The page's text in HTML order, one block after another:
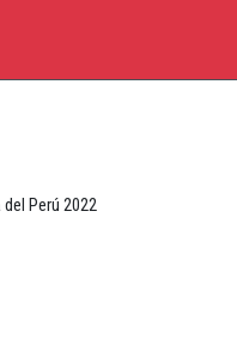
Perú 2022